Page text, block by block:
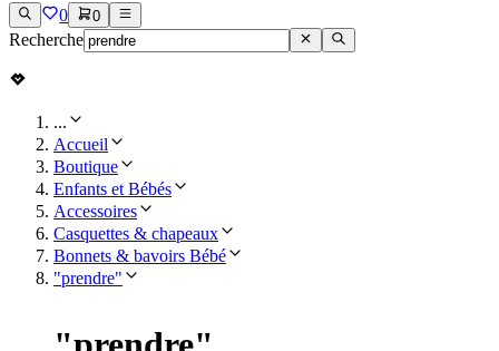
0 0
Recherche
...
Accueil
Boutique
Enfants et Bébés
Accessoires
Casquettes & chapeaux
Bonnets & bavoirs Bébé
"prendre"